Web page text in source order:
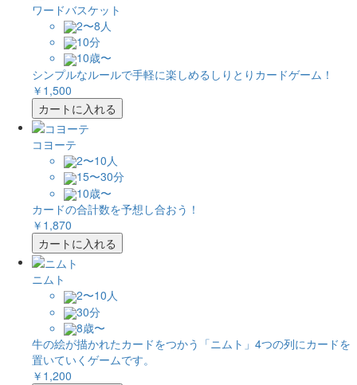
ワードバスケット
2〜8人
10分
10歳〜
シンプルなルールで手軽に楽しめるしりとりカードゲーム！
￥1,500
カートに入れる
コヨーテ
2〜10人
15〜30分
10歳〜
カードの合計数を予想し合おう！
￥1,870
カートに入れる
ニムト
2〜10人
30分
8歳〜
牛の絵が描かれたカードをつかう「ニムト」4つの列にカードを
置いていくゲームです。
￥1,200